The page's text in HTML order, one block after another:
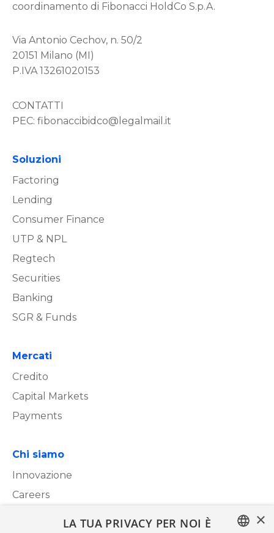
coordinamento di Fibonacci HoldCo S.p.A.
Via Antonio Cechov, n. 50/2
20151 Milano (MI)
P.IVA 13261020153
CONTATTI
PEC: fibonaccibidco@legalmail.it
Soluzioni
Factoring
Lending
Consumer Finance
UTP & NPL
Regtech
Securities
Banking
SGR & Funds
Mercati
Credito
Capital Markets
Payments
Chi siamo
Innovazione
Careers
×
LA TUA PRIVACY PER NOI È